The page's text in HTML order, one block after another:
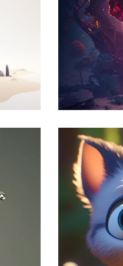
دنیای مصنوعی
تحلیل پرامپت